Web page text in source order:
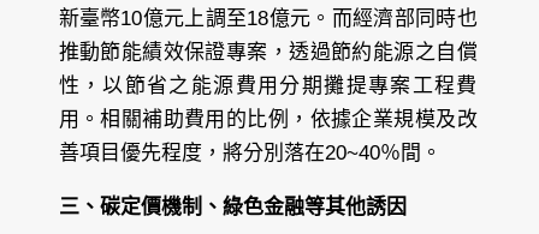
新臺幣10億元上調至18億元。而經濟部同時也
推動節能績效保證專案，透過節約能源之自償
性，以節省之能源費用分期攤提專案工程費
用。相關補助費用的比例，依據企業規模及改
善項目優先程度，將分別落在20~40％間。
三、碳定價機制、綠色金融等其他誘因